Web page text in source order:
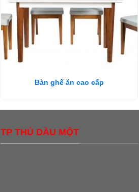
Bàn ghế ăn cao cấp
TP THỦ DẦU MỘT